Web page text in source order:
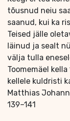
tõusnud neiu
saanud, kui ka
Teised jälle
läinud ja sealt
välja tulla
Toomemäel
kellele kuldristi
Matthias
139–141